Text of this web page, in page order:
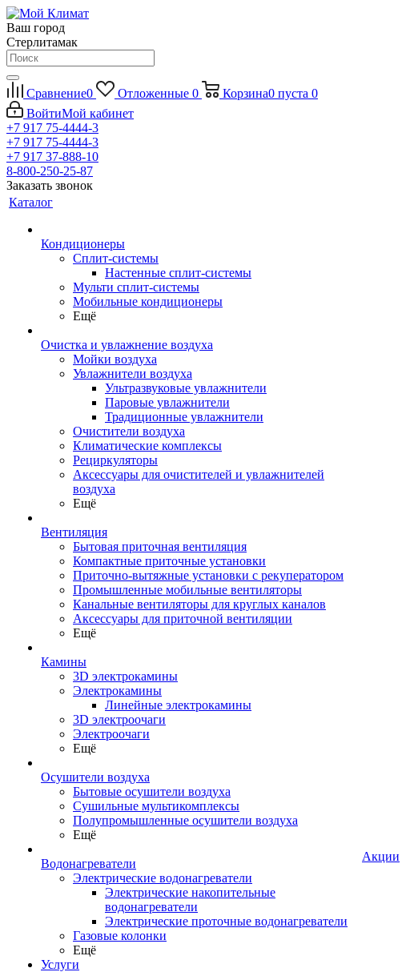
Ваш город
Стерлитамак
Сравнение0 Отложенные 0 Корзина0 пуста 0
ВойтиМой кабинет
+7 917 75-4444-3
+7 917 75-4444-3
+7 917 37-888-10
8-800-250-25-87
Заказать звонок
Каталог
Кондиционеры
Сплит-системы
Настенные сплит-системы
Мульти сплит-системы
Мобильные кондиционеры
Ещё
Очистка и увлажнение воздуха
Мойки воздуха
Увлажнители воздуха
Ультразвуковые увлажнители
Паровые увлажнители
Традиционные увлажнители
Очистители воздуха
Климатические комплексы
Рециркуляторы
Аксессуары для очистителей и увлажнителей
воздуха
Ещё
Вентиляция
Бытовая приточная вентиляция
Компактные приточные установки
Приточно-вытяжные установки с рекуператором
Промышленные мобильные вентиляторы
Канальные вентиляторы для круглых каналов
Аксессуары для приточной вентиляции
Ещё
Камины
3D электрокамины
Электрокамины
Линейные электрокамины
3D электроочаги
Электроочаги
Ещё
Осушители воздуха
Бытовые осушители воздуха
Сушильные мультикомплексы
Полупромышленные осушители воздуха
Ещё
Водонагреватели
Электрические водонагреватели
Электрические накопительные
водонагреватели
Электрические проточные водонагреватели
Газовые колонки
Ещё
Услуги
Акции